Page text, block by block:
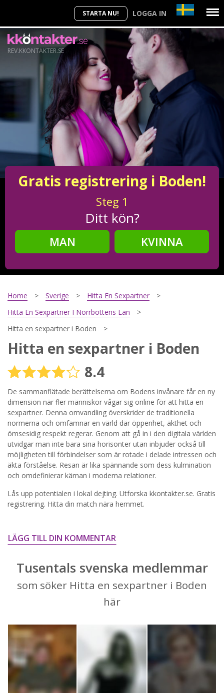
STARTA NU! LOGGA IN
REV.KKONTAKTER.SE
Gratis registrering i Boden!
Steg 1
Ditt kön?
MAN
KVINNA
Steg2
Din mailadress?
Genom att registrera godkänner jagVillkorenoch
Sekretesspolicyn. Jag godkänner att ta emot information och
reklam via e-post från hemsidans operatörer. Jag kan dra
tillbaka godkännande när jag vill.
STARTA NU!
Home Sverige
Hitta En Sexpartner
Hitta En Sexpartner I Norrbottens Län
Hitta en sexpartner i Boden
Hitta en sexpartner i Boden
8.4
De sammanflätade berättelserna om Bodens invånare får en ny
dimension när fler människor vågar sig online för att hitta en
sexpartner. Denna omvandling överskrider de traditionella
normerna och omfamnar en värld där öppenhet, äkthet och
ömsesidig respekt regerar. Genom att gå in i den digitala världen
utvidgar man inte bara sina horisonter utan inbjuder också till
möjligheten till förbindelser som är rotade i delade intressen och
äkta förståelse. Resan är lika spännande som dess kulmination
och omdefinierar kärnan i moderna relationer.
Lås upp potentialen i lokal dejting. Utforska kkontakter.se. Gratis
registrering. Hitta din match nära hemmet.
LÄGG TILL DIN KOMMENTAR
Tusentals svenska medlemmar
som söker Hitta en sexpartner i Boden
här